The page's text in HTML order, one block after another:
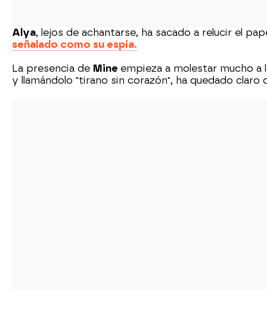
Alya, lejos de achantarse, ha sacado a relucir el
señalado como su espía.
La presencia de Mine empieza a molestar mucho
y llamándolo "tirano sin corazón", ha quedado